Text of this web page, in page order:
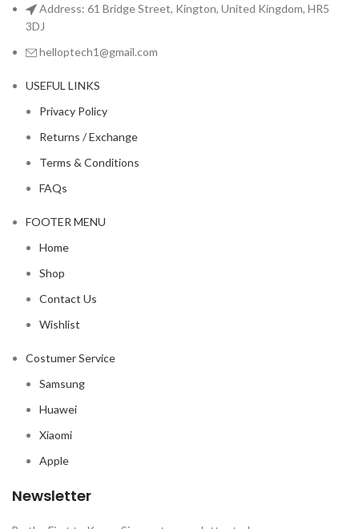
Address: 61 Bridge Street, Kington, United Kingdom, HR5
3DJ
helloptech1@gmail.com
USEFUL LINKS
Privacy Policy
Returns / Exchange
Terms & Conditions
FAQs
FOOTER MENU
Home
Shop
Contact Us
Wishlist
Costumer Service
Samsung
Huawei
Xiaomi
Apple
Newsletter